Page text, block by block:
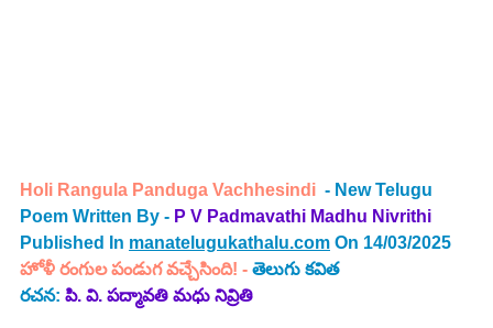
Holi Rangula Panduga Vachhesindi - New Telugu
Poem Written By - P V Padmavathi Madhu Nivrithi
Published In manatelugukathalu.com On 14/03/2025
హోళీ రంగుల పండుగ వచ్చేసింది! - తెలుగు కవిత
రచన: పి. వి. పద్మావతి మధు నివ్రితి